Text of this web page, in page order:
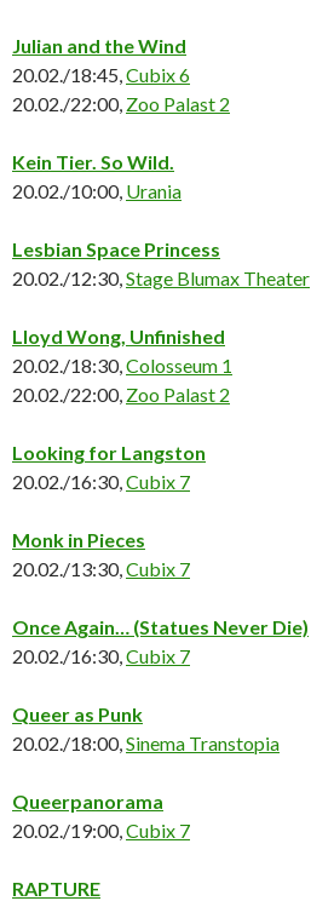
Julian and the Wind
20.02./18:45, Cubix 6
20.02./22:00, Zoo Palast 2
Kein Tier. So Wild.
20.02./10:00, Urania
Lesbian Space Princess
20.02./12:30, Stage Blumax Theater
Lloyd Wong, Unfinished
20.02./18:30, Colosseum 1
20.02./22:00, Zoo Palast 2
Looking for Langston
20.02./16:30, Cubix 7
Monk in Pieces
20.02./13:30, Cubix 7
Once Again… (Statues Never Die)
20.02./16:30, Cubix 7
Queer as Punk
20.02./18:00, Sinema Transtopia
Queerpanorama
20.02./19:00, Cubix 7
RAPTURE